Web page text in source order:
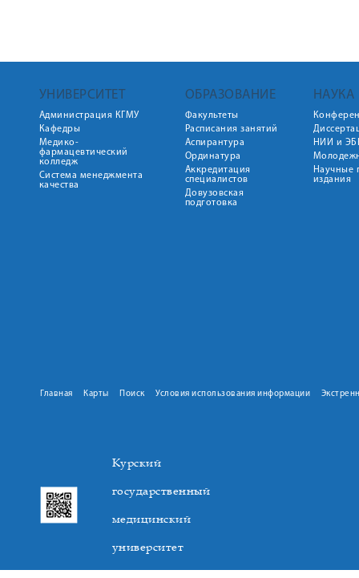
УНИВЕРСИТЕТ
Администрация КГМУ
Кафедры
Медико-
фармацевтический
колледж
Система менеджмента
качества
ОБРАЗОВАНИЕ
Факультеты
Расписания занятий
Аспирантура
Ординатура
Аккредитация
специалистов
Довузовская
подготовка
НАУКА
НИИ и
Научные
издания
Главная Карты Поиск Условия использования информации
Курский
государственный
медицинский
университет